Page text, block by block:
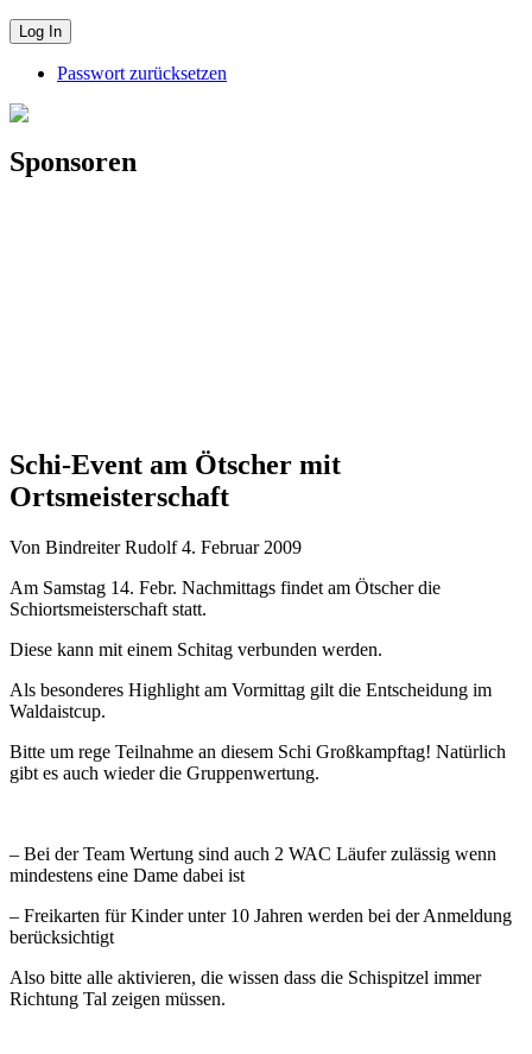
Passwort zurücksetzen
Sponsoren
Schi-Event am Ötscher mit
Ortsmeisterschaft
Von Bindreiter Rudolf 4. Februar 2009
Am Samstag 14. Febr. Nachmittags findet am Ötscher die
Schiortsmeisterschaft statt.
Diese kann mit einem Schitag verbunden werden.
Als besonderes Highlight am Vormittag gilt die Entscheidung im
Waldaistcup.
Bitte um rege Teilnahme an diesem Schi Großkampftag! Natürlich
gibt es auch wieder die Gruppenwertung.
– Bei der Team Wertung sind auch 2 WAC Läufer zulässig wenn
mindestens eine Dame dabei ist
– Freikarten für Kinder unter 10 Jahren werden bei der Anmeldung
berücksichtigt
Also bitte alle aktivieren, die wissen dass die Schispitzel immer
Richtung Tal zeigen müssen.